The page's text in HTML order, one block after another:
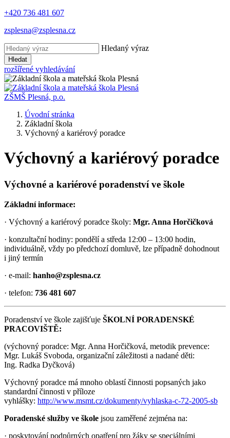
+420 736 481 607
zsplesna@zsplesna.cz
Hledaný výraz
Hledat
rozšířené vyhledávání
ZŠMŠ Plesná, p.o.
Úvodní stránka
Základní škola
Výchovný a kariérový poradce
Výchovný a kariérový poradce
Výchovné a kariérové poradenství ve škole
Základní informace:
· Výchovný a kariérový poradce školy: Mgr. Anna Horčičková
· konzultační hodiny: pondělí a středa 12:00 – 13:00 hodin,
individuálně, vždy po předchozí domluvě, lze případně dohodnout
i jiný termín
· e-mail: hanho@zsplesna.cz
· telefon: 736 481 607
Poradenství ve škole zajišťuje ŠKOLNÍ PORADENSKÉ
PRACOVIŠTĚ:
(výchovný poradce: Mgr. Anna Horčičková, metodik prevence:
Mgr. Lukáš Svoboda, organizační záležitosti a nadané děti:
Ing. Radka Dyčková)
Výchovný poradce má mnoho oblastí činnosti popsaných jako
standardní činnosti v příloze
vyhlášky: http://www.msmt.cz/dokumenty/vyhlaska-c-72-2005-sb
Poradenské služby ve škole jsou zaměřené zejména na:
· poskytování podpůrných opatření pro žáky se speciálními